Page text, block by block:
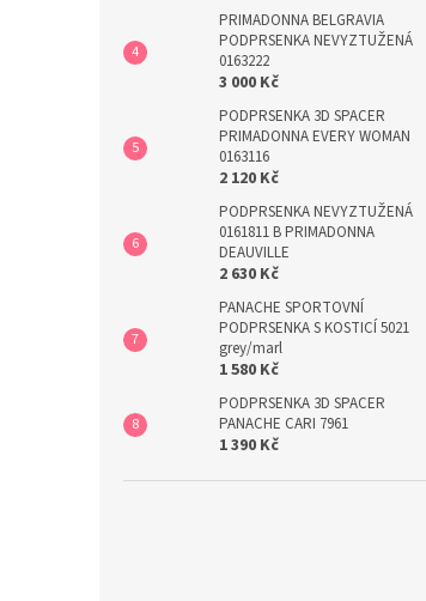
PRIMADONNA BELGRAVIA
PODPRSENKA NEVYZTUŽENÁ
0163222
3 000 Kč
PODPRSENKA 3D SPACER
PRIMADONNA EVERY WOMAN
0163116
2 120 Kč
PODPRSENKA NEVYZTUŽENÁ
0161811 B PRIMADONNA
DEAUVILLE
2 630 Kč
PANACHE SPORTOVNÍ
PODPRSENKA S KOSTICÍ 5021
grey/marl
1 580 Kč
PODPRSENKA 3D SPACER
PANACHE CARI 7961
1 390 Kč